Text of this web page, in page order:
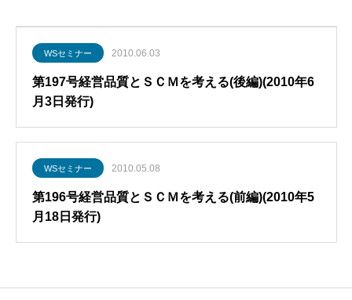
WSセミナー 2010.06.03
第197号経営品質とＳＣＭを考える(後編)(2010年6
月3日発行)
WSセミナー 2010.05.08
第196号経営品質とＳＣＭを考える(前編)(2010年5
月18日発行)
輸配送